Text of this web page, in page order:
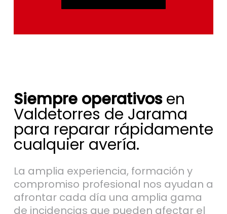
Siempre operativosen
Valdetorres de Jarama
para reparar rápidamente
cualquier avería.
La amplia experiencia, formación y
compromiso profesional nos ayudan a
afrontar cada día una amplia gama
de incidencias que pueden afectar el